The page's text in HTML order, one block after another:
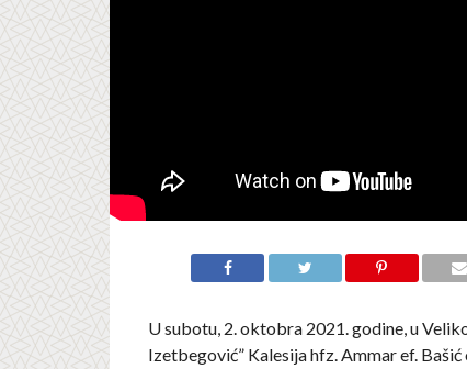
U subotu, 2. oktobra 2021. godine, u
Izetbegović” Kalesija hfz. Ammar ef.